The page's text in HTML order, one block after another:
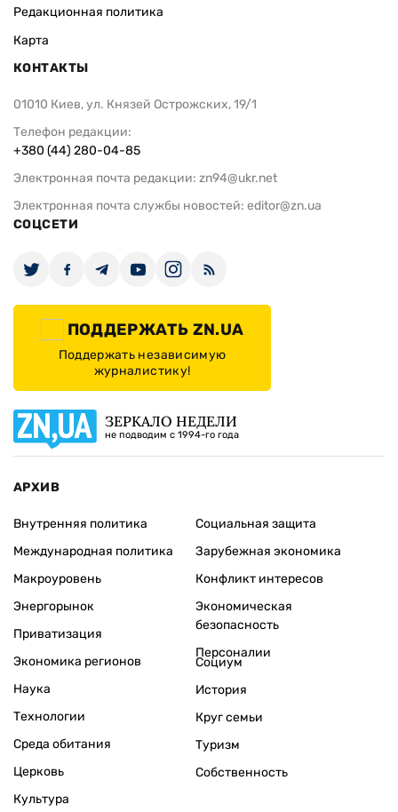
Редакционная политика
Карта
КОНТАКТЫ
01010 Киев, ул. Князей Острожских, 19/1
Телефон редакции:
+380 (44) 280-04-85
Электронная почта редакции: zn94@ukr.net
Электронная почта службы новостей: editor@zn.ua
СОЦСЕТИ
ПОДДЕРЖАТЬ ZN.UA
Поддержать независимую
журналистику!
ЗЕРКАЛО НЕДЕЛИ
не подводим с 1994-го года
АРХИВ
Внутренняя политика
Международная политика
Макроуровень
Энергорынок
Приватизация
Экономика регионов
Социальная защита
Зарубежная экономика
Конфликт интересов
Экономическая
безопасность
Персоналии
Наука
Технологии
Среда обитания
Церковь
Культура
Социум
История
Круг семьи
Туризм
Собственность